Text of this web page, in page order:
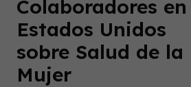
Colaboradores en
Estados Unidos
sobre Salud de la
Mujer